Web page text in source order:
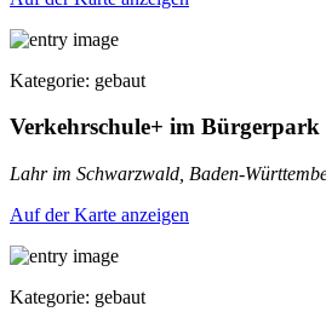
Kategorie: gebaut
Verkehrschule+ im Bürgerpark
Lahr im Schwarzwald, Baden-
Auf der Karte anzeigen
Kategorie: gebaut